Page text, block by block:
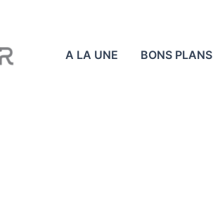
A LA UNE BONS PLANS